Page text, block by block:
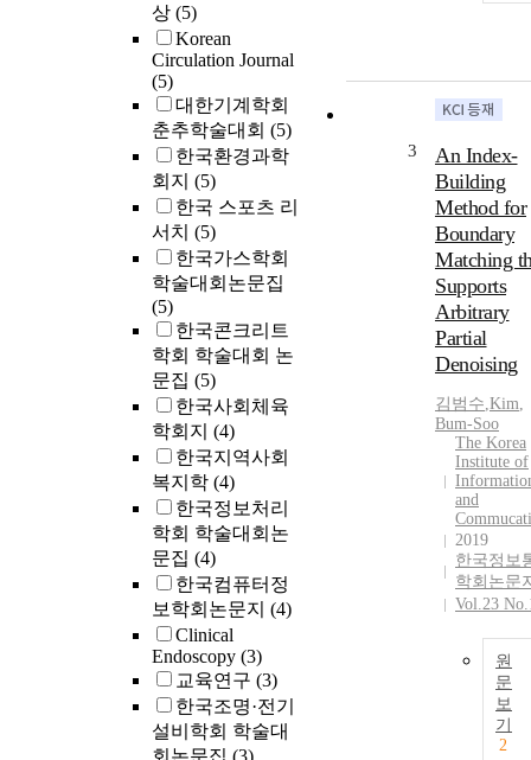
상 (5)
Korean
Circulation Journal
(5)
대한기계학회
춘추학술대회 (5)
한국환경과학
회지 (5)
한국 스포츠 리
서치 (5)
한국가스학회
학술대회논문집
(5)
한국콘크리트
학회 학술대회 논
문집 (5)
한국사회체육
학회지 (4)
한국지역사회
복지학 (4)
한국정보처리
학회 학술대회논
문집 (4)
한국컴퓨터정
보학회논문지 (4)
Clinical
Endoscopy (3)
교육연구 (3)
한국조명·전기
설비학회 학술대
3
An Index-
Building
Method for
Boundary
Matching
Supports
Arbitrary
Partial
Denoising
김범수,Kim,
Bum-Soo
The Korea
Institute of
and
2019
한국정보
학회논문
Vol.23
원
문
보
기
2